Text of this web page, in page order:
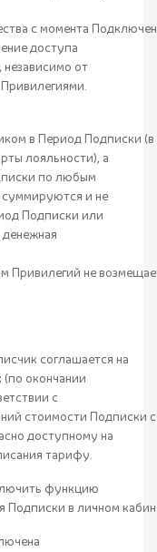
с момента
доступа
от
в Период Подписки
лояльности), а
по любым
суммируются и не
Подписки или
Привилегий не
соглашается на
окончании
с
стоимости Подписки
доступному на
тарифу.
функцию
Подписки в личном